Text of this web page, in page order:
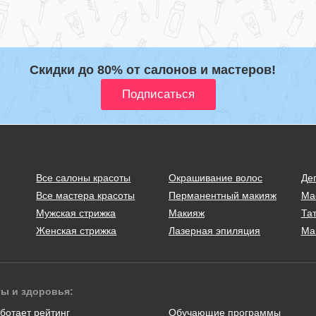
Скидки до 80% от салонов и мастеров!
Все салоны красоты
Все мастера красоты
Мужская стрижка
Женская стрижка
Окрашивание волос
Перманентный макияж
Макияж
Лазерная эпиляция
и здоровья:
рейтинг
Обучающие программы